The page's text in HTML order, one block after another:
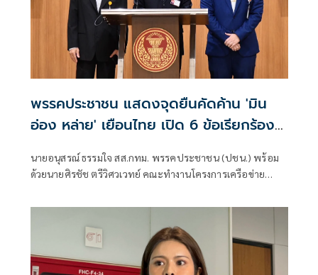
พรรคประชาชน แสดงจุดยืนคัดค้าน 'มิน
อ่อง หล่าย' เยือนไทย เปิด 6 ข้อเรียกร้อง
นายอนุสรณ์ ธรรมใจ สส.กทม. พรรคประชาชน (ปชน.) พร้อม
ด้วยนายศิรชัช ตรีวิศวเวทย์ คณะทำงานโครงการเครือข่าย
พัฒนาอย่างยั่งยืน แถลงคัดค้านการเยือนไทยอย่างเป็นทางการ